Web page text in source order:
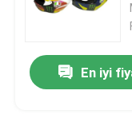
En iyi